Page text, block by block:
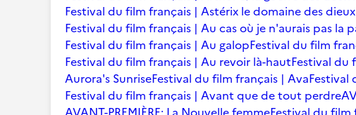
Festival du film français | Astérix le domaine des dieux
Festival du film français | Au cas où je n'aurais pas la
Festival du film français | Au galopFestival du film
Festival du film français | Au revoir là-hautFestival du
Aurora's SunriseFestival du film français | AvaFestival
Festival du film français | Avant que de tout perdre